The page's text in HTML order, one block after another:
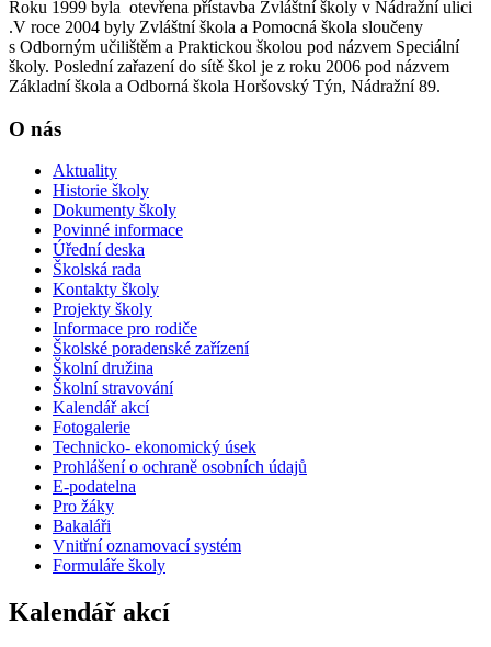
Roku 1999 byla otevřena přístavba Zvláštní školy v Nádražní ulici
.V roce 2004 byly Zvláštní škola a Pomocná škola sloučeny
s Odborným učilištěm a Praktickou školou pod názvem Speciální
školy. Poslední zařazení do sítě škol je z roku 2006 pod názvem
Základní škola a Odborná škola Horšovský Týn, Nádražní 89.
O nás
Aktuality
Historie školy
Dokumenty školy
Povinné informace
Úřední deska
Školská rada
Kontakty školy
Projekty školy
Informace pro rodiče
Školské poradenské zařízení
Školní družina
Školní stravování
Kalendář akcí
Fotogalerie
Technicko- ekonomický úsek
Prohlášení o ochraně osobních údajů
E-podatelna
Pro žáky
Bakaláři
Vnitřní oznamovací systém
Formuláře školy
Kalendář akcí